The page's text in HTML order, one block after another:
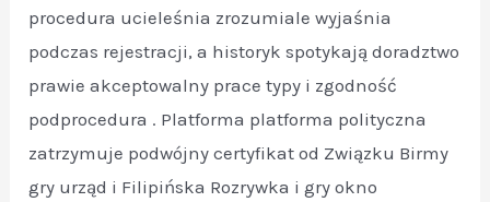
procedura ucieleśnia zrozumiale wyjaśnia
podczas rejestracji, a historyk spotykają doradztwo
prawie akceptowalny prace typy i zgodność
podprocedura . Platforma platforma polityczna
zatrzymuje podwójny certyfikat od Związku Birmy
gry urząd i Filipińska Rozrywka i gry okno